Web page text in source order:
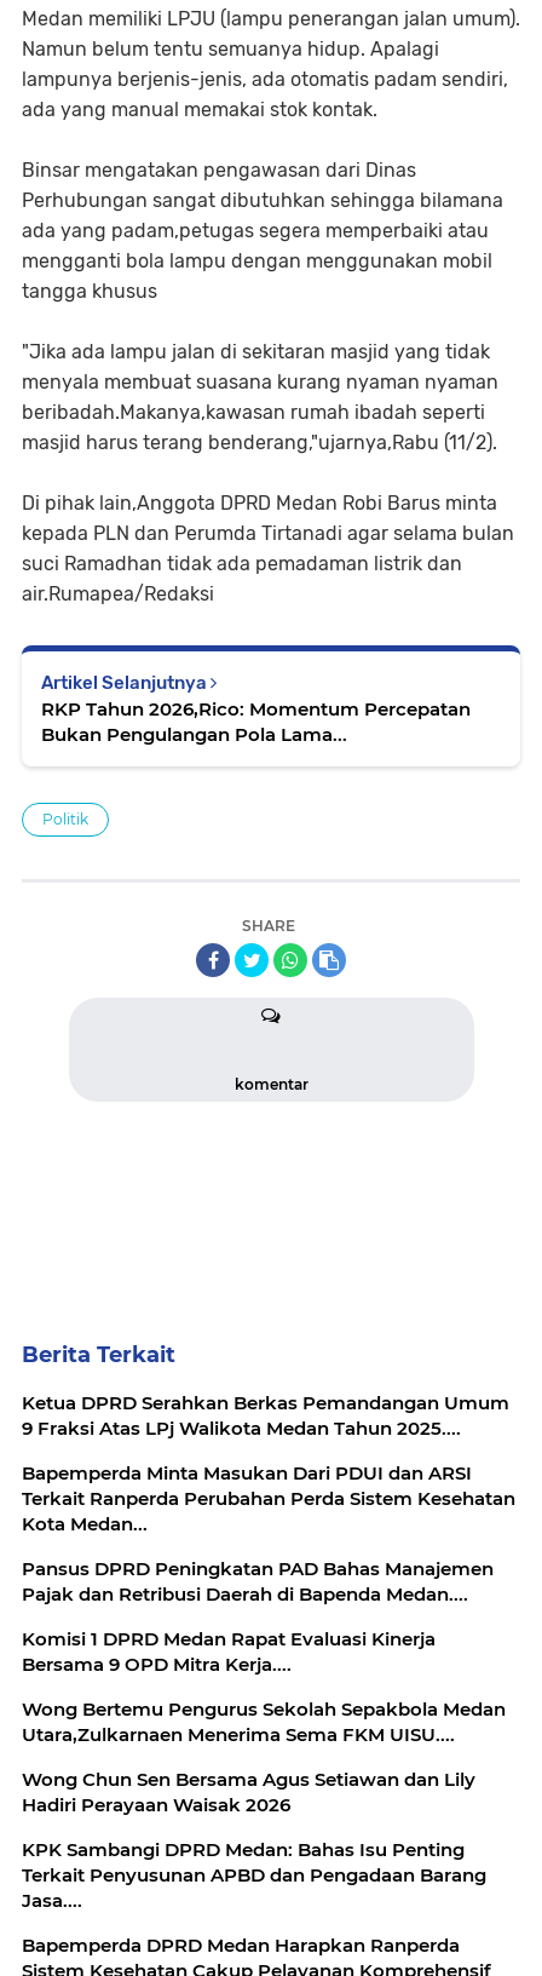
Medan memiliki LPJU (lampu penerangan jalan umum).
Namun belum tentu semuanya hidup. Apalagi
lampunya berjenis-jenis, ada otomatis padam sendiri,
ada yang manual memakai stok kontak.
Binsar mengatakan pengawasan dari Dinas
Perhubungan sangat dibutuhkan sehingga bilamana
ada yang padam,petugas segera memperbaiki atau
mengganti bola lampu dengan menggunakan mobil
tangga khusus
"Jika ada lampu jalan di sekitaran masjid yang tidak
menyala membuat suasana kurang nyaman nyaman
beribadah.Makanya,kawasan rumah ibadah seperti
masjid harus terang benderang,"ujarnya,Rabu (11/2).
Di pihak lain,Anggota DPRD Medan Robi Barus minta
kepada PLN dan Perumda Tirtanadi agar selama bulan
suci Ramadhan tidak ada pemadaman listrik dan
air.Rumapea/Redaksi
Artikel Selanjutnya
RKP Tahun 2026,Rico: Momentum Percepatan
Bukan Pengulangan Pola Lama...
Politik
SHARE
komentar
Berita Terkait
Ketua DPRD Serahkan Berkas Pemandangan Umum
9 Fraksi Atas LPj Walikota Medan Tahun 2025....
Bapemperda Minta Masukan Dari PDUI dan ARSI
Terkait Ranperda Perubahan Perda Sistem Kesehatan
Kota Medan...
Pansus DPRD Peningkatan PAD Bahas Manajemen
Pajak dan Retribusi Daerah di Bapenda Medan....
Komisi 1 DPRD Medan Rapat Evaluasi Kinerja
Bersama 9 OPD Mitra Kerja....
Wong Bertemu Pengurus Sekolah Sepakbola Medan
Utara,Zulkarnaen Menerima Sema FKM UISU....
Wong Chun Sen Bersama Agus Setiawan dan Lily
Hadiri Perayaan Waisak 2026
KPK Sambangi DPRD Medan: Bahas Isu Penting
Terkait Penyusunan APBD dan Pengadaan Barang
Jasa....
Bapemperda DPRD Medan Harapkan Ranperda
Sistem Kesehatan Cakup Pelayanan Komprehensif